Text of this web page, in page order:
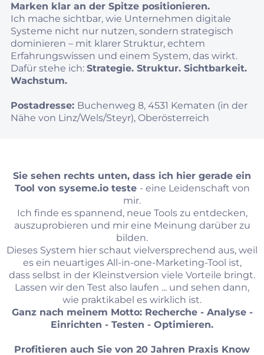
Marken klar an der Spitze positionieren.
Ich mache sichtbar, wie Unternehmen digitale
Systeme nicht nur nutzen, sondern strategisch
dominieren – mit klarer Struktur, echtem
Erfahrungswissen und einem System, das wirkt.
Dafür stehe ich: Strategie. Struktur. Sichtbarkeit.
Wachstum.
Postadresse: Buchenweg 8, 4531 Kematen (in der
Nähe von Linz/Wels/Steyr), Oberösterreich
Sie sehen rechts unten, dass ich hier gerade ein
Tool von syseme.ioteste - eine Leidenschaft von
mir.
Ich finde es spannend, neue Tools zu entdecken,
auszuprobieren und mir eine Meinung darüber zu
bilden.
Dieses System hier schaut vielversprechend aus, weil
es ein neuartiges All-in-one-Marketing-Tool ist,
dass selbst in der Kleinstversion viele Vorteile bringt.
Lassen wir den Test also laufen ... und sehen dann,
wie praktikabel es wirklich ist.
Ganz nach meinem Motto: Recherche - Analyse -
Einrichten - Testen - Optimieren.
Profitieren auch Sie von 20 Jahren Praxis Know